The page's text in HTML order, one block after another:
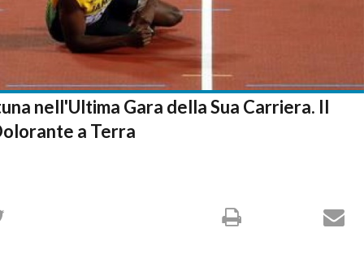
nell'Ultima Gara della Sua Carriera. Il
a Terra